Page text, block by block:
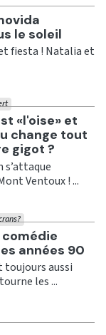
le soleil
fiesta ! Natalia et
«l'oise» et
change tout
gigot ?
s’attaque
Ventoux ! ...
années 90
toujours aussi
les ...